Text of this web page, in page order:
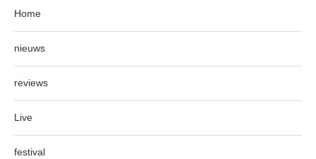
Home
nieuws
reviews
Live
festival